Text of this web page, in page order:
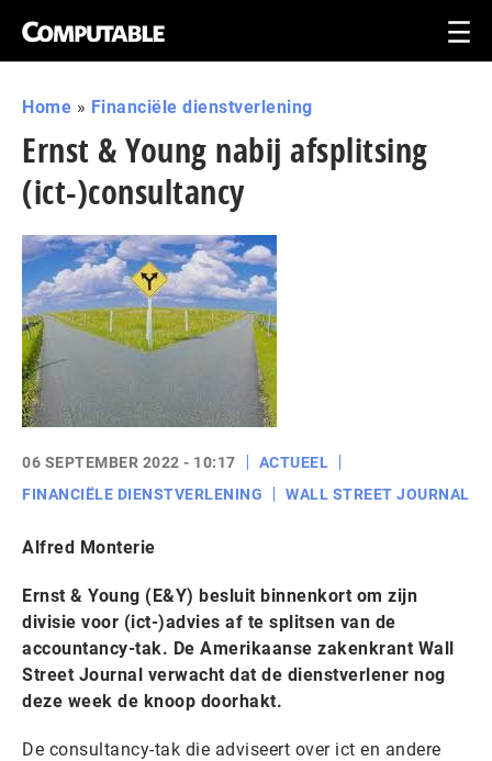
Home » Financiële dienstverlening
Ernst & Young nabij afsplitsing
(ict-)consultancy
06 SEPTEMBER 2022 - 10:17
ACTUEEL
FINANCIËLE DIENSTVERLENING
WALL STREET JOURNAL
Alfred Monterie
Ernst & Young (E&Y) besluit binnenkort om zijn
divisie voor (ict-)advies af te splitsen van de
accountancy-tak. De Amerikaanse zakenkrant Wall
Street Journal verwacht dat de dienstverlener nog
deze week de knoop doorhakt.
De consultancy-tak die adviseert over ict en andere